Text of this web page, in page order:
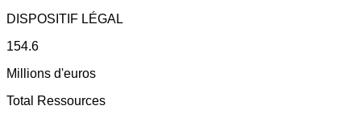
DISPOSITIF LÉGAL
154.6
Millions d'euros
Total Ressources